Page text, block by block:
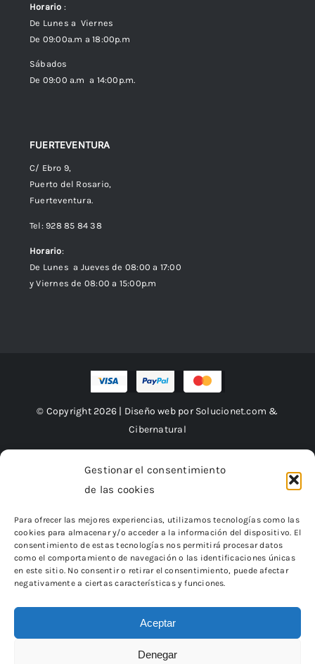
Gestionar el consentimiento
de las cookies
Para ofrecer las mejores experiencias, utilizamos tecnologías como las
cookies para almacenar y/o acceder a la información del dispositivo. El
consentimiento de estas tecnologías nos permitirá procesar datos
como el comportamiento de navegación o las identificaciones únicas
en este sitio. No consentir o retirar el consentimiento, puede afectar
negativamente a ciertas características y funciones.
Aceptar
Denegar
Horario :
De Lunes a Viernes
De 09:00a.m a 18:00p.m
Sábados
De 09:00 a.m a 14:00p.m.
FUERTEVENTURA
C/ Ebro 9,
Puerto del Rosario,
Fuerteventura.
Tel: 928 85 84 38
Horario:
De Lunes a Jueves de 08:00 a 17:00
y Viernes de 08:00 a 15:00p.m
Política de Privacidad
© Copyright 2026 | Diseño web por Solucionet.com &
Cibernatural
«Financiado por la Unión Europea – NextGenerationEU.